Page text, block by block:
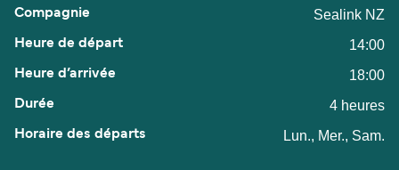
Sealink NZ
14:00
18:00
4 heures
Lun., Mer., Sam.